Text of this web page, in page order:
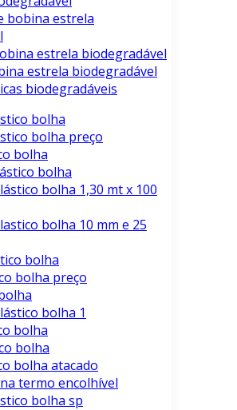
bobina estrela
estrela biodegradável
estrela biodegradável
biodegradáveis
bolha
bolha preço
bolha
bolha
bolha 1,30 mt x 100
bolha 10 mm e 25
bolha
bolha preço
bolha 1
bolha
bolha
bolha atacado
termo encolhível
bolha sp